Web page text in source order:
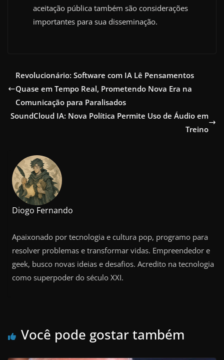
aceitação pública também são considerações
importantes para sua disseminação.
Revolucionário: Software com IA Lê Pensamentos
Quase em Tempo Real, Prometendo Nova Era na
Comunicação para Paralisados
SoundCloud IA: Nova Política Permite Uso de Áudio em
Treino
Diogo Fernando
Apaixonado por tecnologia e cultura pop, programo para
resolver problemas e transformar vidas. Empreendedor e
geek, busco novas ideias e desafios. Acredito na tecnologia
como superpoder do século XXI.
Você pode gostar também